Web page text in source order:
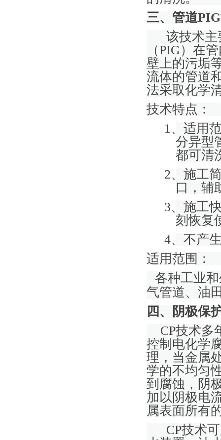
三、管道PIG
该技术
（PIG）在
壁上的污垢
流体的管道
法采取化学
技术特点：
1、适用
分异型
都可清
2、施工
口，辅
3、施工
刻恢复
4、不产
适用范围：
各种工业
气管道、油
四、阴极保
CP技术多
控制电化学
理，当金属
学的不均匀
到腐蚀，阴
加以阴极电
属表面所有
CP技术